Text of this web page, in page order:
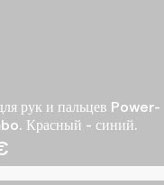
рук и пальцев Power-
Красный - синий.